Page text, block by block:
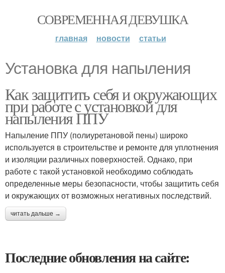
СОВРЕМЕННАЯ ДЕВУШКА
главная новости статьи
Установка для напыления
Как защитить себя и окружающих
при работе с установкой для
напыления ППУ
Напыление ППУ (полиуретановой пены) широко
используется в строительстве и ремонте для уплотнения
и изоляции различных поверхностей. Однако, при
работе с такой установкой необходимо соблюдать
определенные меры безопасности, чтобы защитить себя
и окружающих от возможных негативных последствий.
читать дальше →
Последние обновления на сайте: